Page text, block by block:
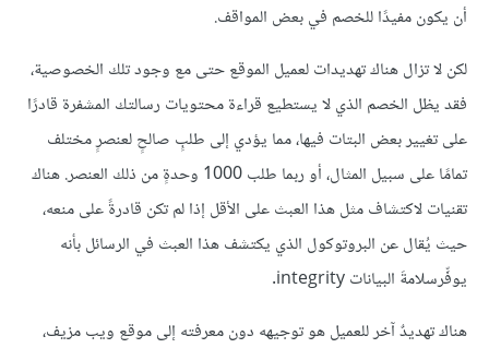
أن يكون مفيدًا للخصم في بعض المواقف.
لكن لا تزال هناك تهديدات لعميل الموقع حتى مع وجود تلك الخصوصية،
فقد يظل الخصم الذي لا يستطيع قراءة محتويات رسالتك المشفرة قادرًا
على تغيير بعض البتات فيها، مما يؤدي إلى طلبٍ صالحٍ لعنصرٍ مختلف
تمامًا على سبيل المثال، أو ربما طلب 1000 وحدةٍ من ذلك العنصر. هناك
تقنيات لاكتشاف مثل هذا العبث على الأقل إذا لم تكن قادرةً على منعه،
حيث يُقال عن البروتوكول الذي يكتشف هذا العبث في الرسائل بأنه
يوفِّرسلامةَ البيانات integrity.
هناك تهديدٌ آخر للعميل هو توجيهه دون معرفته إلى موقع ويب مزيف،